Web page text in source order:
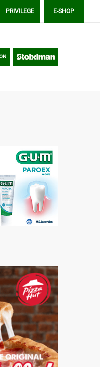
PRIVILEGE E-SHOP
STOIXIMAN